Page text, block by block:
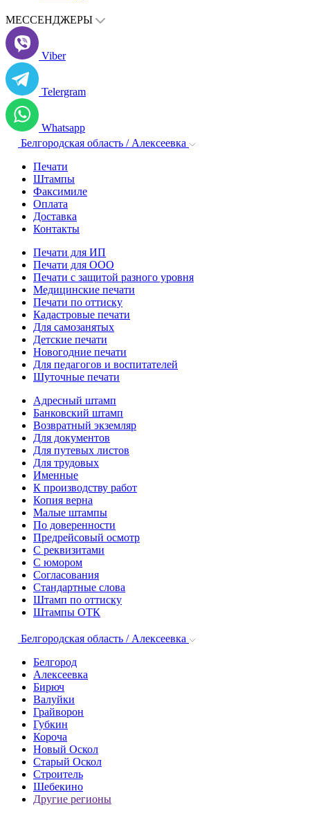
МЕССЕНДЖЕРЫ
Viber
Telergram
Whatsapp
Белгородская область / Алексеевка
Печати
Штампы
Факсимиле
Оплата
Доставка
Контакты
Печати для ИП
Печати для ООО
Печати с защитой разного уровня
Медицинские печати
Печати по оттиску
Кадастровые печати
Для самозанятых
Детские печати
Новогодние печати
Для педагогов и воспитателей
Шуточные печати
Адресный штамп
Банковский штамп
Возвратный экземляр
Для документов
Для путевых листов
Для трудовых
Именные
К производству работ
Копия верна
Малые штампы
По доверенности
Предрейсовый осмотр
С реквизитами
С юмором
Согласования
Стандартные слова
Штамп по оттиску
Штампы ОТК
Белгородская область / Алексеевка
Белгород
Алексеевка
Бирюч
Валуйки
Грайворон
Губкин
Короча
Новый Оскол
Старый Оскол
Строитель
Шебекино
Другие регионы